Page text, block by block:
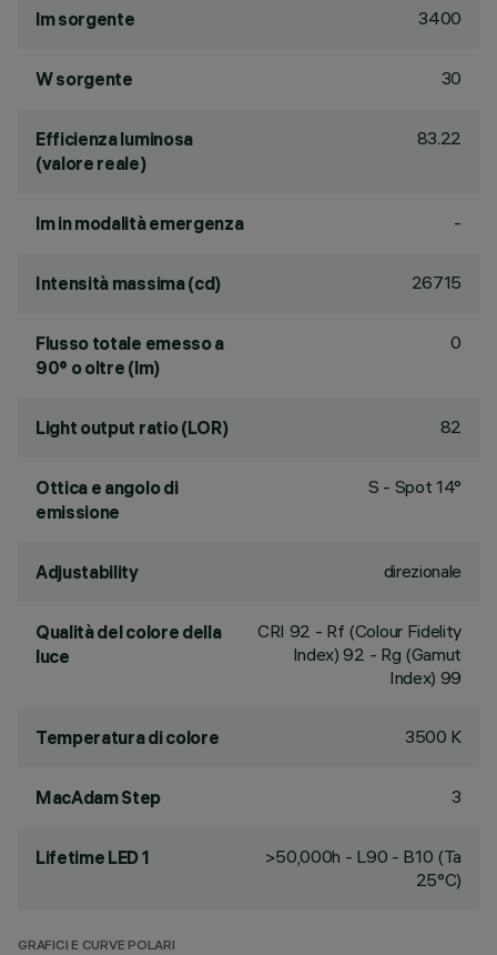
lm sorgente 3400
W sorgente 30
Efficienza luminosa
(valore reale)
83.22
lm in modalità emergenza -
Intensità massima (cd) 26715
Flusso totale emesso a
90° o oltre (lm)
0
Light output ratio (LOR) 82
Ottica e angolo di
emissione
S - Spot 14°
Adjustability direzionale
Qualità del colore della
luce
CRI 92 - Rf (Colour Fidelity
Index) 92 - Rg (Gamut
Index) 99
Temperatura di colore 3500 K
MacAdam Step 3
Lifetime LED 1
>50,000h - L90 - B10 (Ta
25°C)
GRAFICI E CURVE POLARI